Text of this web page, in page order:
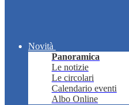
Novità
Panoramica
Le notizie
Le circolari
Calendario eventi
Albo Online